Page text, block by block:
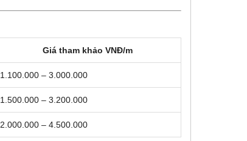
Giá tham khảo VNĐ/m
1.100.000 – 3.000.000
1.500.000 – 3.200.000
2.000.000 – 4.500.000